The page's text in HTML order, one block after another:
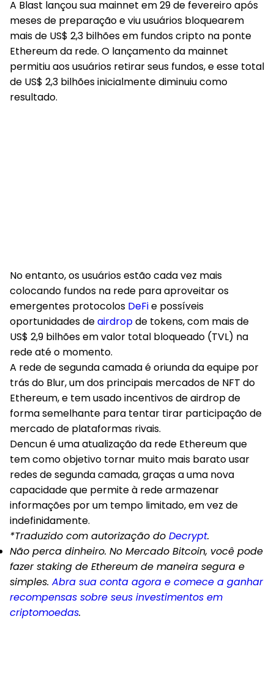
A Blast lançou sua mainnet em 29 de fevereiro após
meses de preparação e viu usuários bloquearem
mais de US$ 2,3 bilhões em fundos cripto na ponte
Ethereum da rede. O lançamento da mainnet
permitiu aos usuários retirar seus fundos, e esse total
de US$ 2,3 bilhões inicialmente diminuiu como
resultado.
No entanto, os usuários estão cada vez mais
colocando fundos na rede para aproveitar os
emergentes protocolos DeFie possíveis
oportunidades deairdropde tokens, com mais de
US$ 2,9 bilhões em valor total bloqueado (TVL) na
rede até o momento.
A rede de segunda camada é oriunda da equipe por
trás do Blur, um dos principais mercados de NFT do
Ethereum, e tem usado incentivos de airdrop de
forma semelhante para tentar tirar participação de
mercado de plataformas rivais.
Dencun é uma atualização da rede Ethereum que
tem como objetivo tornar muito mais barato usar
redes de segunda camada, graças a uma nova
capacidade que permite à rede armazenar
informações por um tempo limitado, em vez de
indefinidamente.
*Traduzido com autorização do Decrypt.
Não perca dinheiro. No Mercado Bitcoin, você pode
fazer staking de Ethereum de maneira segura e
simples. Abra sua conta agora e comece a ganhar
recompensas sobre seus investimentos em
criptomoedas.